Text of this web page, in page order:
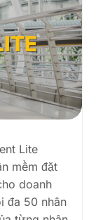
Lite
mềm đặt
doanh
đa 50 nhân